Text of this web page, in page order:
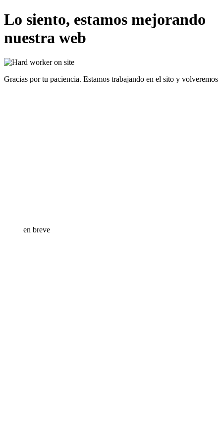
Lo siento, estamos mejorando
nuestra web
Gracias por tu paciencia. Estamos trabajando en el sito y volveremos
en breve